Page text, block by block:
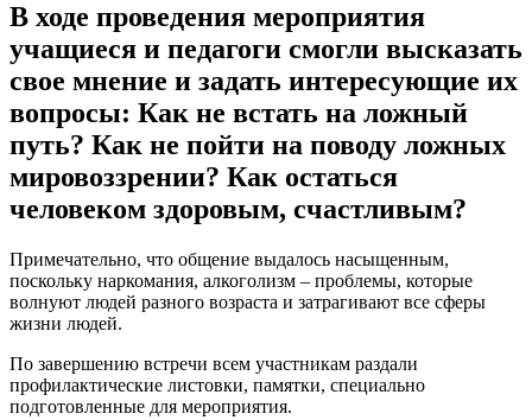
В ходе проведения мероприятия
учащиеся и педагоги смогли высказать
свое мнение и задать интересующие их
вопросы: Как не встать на ложный
путь? Как не пойти на поводу ложных
мировоззрении? Как остаться
человеком здоровым, счастливым?
Примечательно, что общение выдалось насыщенным,
поскольку наркомания, алкоголизм – проблемы, которые
волнуют людей разного возраста и затрагивают все сферы
жизни людей.
По завершению встречи всем участникам раздали
профилактические листовки, памятки, специально
подготовленные для мероприятия.